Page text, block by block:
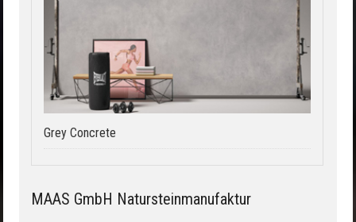
Grey Concrete
MAAS GmbH Natursteinmanufaktur